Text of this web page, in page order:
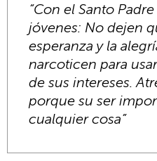
“Con el Santo
jóvenes: No dejen
esperanza y la
narcoticen para
de sus intereses.
porque su ser
cualquier cosa”